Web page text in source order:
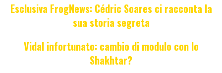
Esclusiva FrogNews: Cédric Soares ci racconta la
sua storia segreta
Vidal infortunato: cambio di modulo con lo
Shakhtar?